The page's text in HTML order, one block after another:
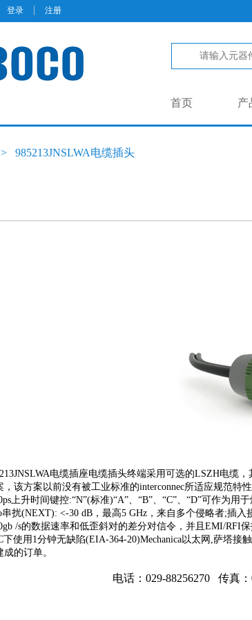
登录 | 注册
产
首页
> 985213JNSLWA电缆插头
电缆插座电缆插头终端采用可选的LSZH电
该方案以前没有被工业标准的interconnec所适应规范
上升时间键控:“N”(标准)“A”、“B”、“C”、“D”可作为
串扰(NEXT): <-30 dB，最高5 GHz，来自多个侵略者;插
/s的数据速率和低歪斜对的差分对信令，并且EMI/RFI
下使用1分钟无缺陷(EIA-364-20)Mechanica以太网,萨塔
的订单。
电话：029-88256270 传真